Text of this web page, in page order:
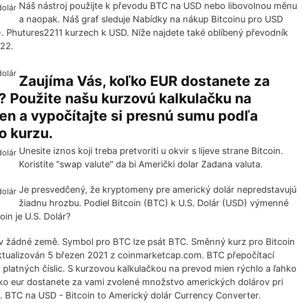
Náš nástroj použijte k převodu BTC na USD nebo libovolnou měnu
a naopak. Náš graf sleduje Nabídky na nákup Bitcoinu pro USD
Phutures2211 kurzech k USD. Níže najdete také oblíbený převodník
Zaujíma Vás, koľko EUR dostanete za
Použite našu kurzovú kalkulačku na
a vypočítajte si presnú sumu podľa
kurzu.
Unesite iznos koji treba pretvoriti u okvir s lijeve strane Bitcoin.
Koristite "swap valute" da bi Američki dolar Zadana valuta.
Je presvedčený, že kryptomeny pre americký dolár nepredstavujú
žiadnu hrozbu. Podiel Bitcoin (BTC) k U.S. Dolár (USD) výmenné
je U.S. Dolár?
žádné země. Symbol pro BTC lze psát BTC. Směnný kurz pro Bitcoin
5 březen 2021 z coinmarketcap.com. BTC přepočítací
platných číslic. S kurzovou kalkulačkou na prevod mien rýchlo a ľahko
eur dostanete za vami zvolené množstvo amerických dolárov pri
BTC na USD - Bitcoin to Americký dolár Currency Converter.